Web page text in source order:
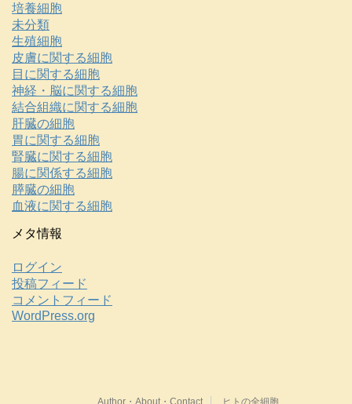
培養細胞
未分類
生殖細胞
皮膚に関する細胞
目に関する細胞
神経・脳に関する細胞
結合組織に関する細胞
肝臓の細胞
胃に関する細胞
腎臓に関する細胞
腸に関係する細胞
膵臓の細胞
血液に関する細胞
メタ情報
ログイン
投稿フィード
コメントフィード
WordPress.org
Author・About・Contact ヒトの全細胞